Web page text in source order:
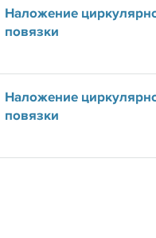
Наложение
повязки
Наложение
повязки